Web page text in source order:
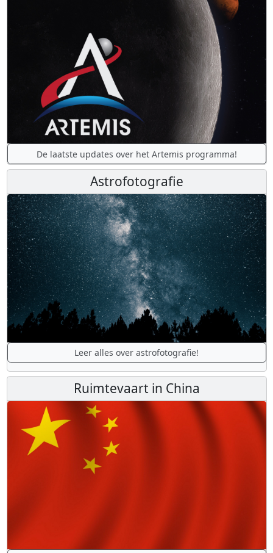
De laatste updates over het Artemis programma!
Astrofotografie
Leer alles over astrofotografie!
Ruimtevaart in China